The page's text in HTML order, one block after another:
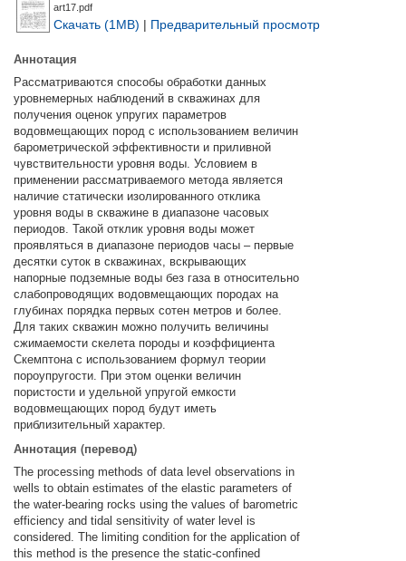
art17.pdf
Скачать (1MB) | Предварительный просмотр
Аннотация
Рассматриваются способы обработки данных
уровнемерных наблюдений в скважинах для
получения оценок упругих параметров
водовмещающих пород с использованием величин
барометрической эффективности и приливной
чувствительности уровня воды. Условием в
применении рассматриваемого метода является
наличие статически изолированного отклика
уровня воды в скважине в диапазоне часовых
периодов. Такой отклик уровня воды может
проявляться в диапазоне периодов часы – первые
десятки суток в скважинах, вскрывающих
напорные подземные воды без газа в относительно
слабопроводящих водовмещающих породах на
глубинах порядка первых сотен метров и более.
Для таких скважин можно получить величины
сжимаемости скелета породы и коэффициента
Скемптона с использованием формул теории
пороупругости. При этом оценки величин
пористости и удельной упругой емкости
водовмещающих пород будут иметь
приблизительный характер.
Аннотация (перевод)
The processing methods of data level observations in
wells to obtain estimates of the elastic parameters of
the water-bearing rocks using the values of barometric
efficiency and tidal sensitivity of water level is
considered. The limiting condition for the application of
this method is the presence the static-confined